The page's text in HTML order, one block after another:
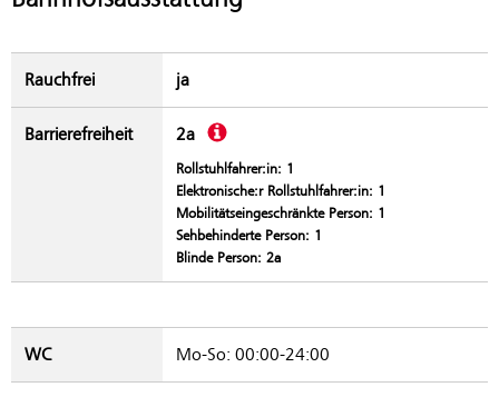
Rauchfrei ja
Barrierefreiheit 2a Beschreibung
Rollstuhlfahrer:in: 1
Elektronische:r Rollstuhlfahrer:in: 1
Mobilitätseingeschränkte Person: 1
Sehbehinderte Person: 1
Blinde Person: 2a
WC Mo-So: 00:00-24:00